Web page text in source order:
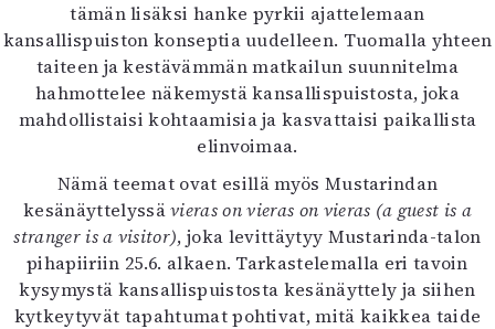
tämän lisäksi hanke pyrkii ajattelemaan
kansallispuiston konseptia uudelleen. Tuomalla yhteen
taiteen ja kestävämmän matkailun suunnitelma
hahmottelee näkemystä kansallispuistosta, joka
mahdollistaisi kohtaamisia ja kasvattaisi paikallista
elinvoimaa.
Nämä teemat ovat esillä myös Mustarindan
kesänäyttelyssävieras on vieras on vieras (a guest is a
stranger is a visitor), joka levittäytyy Mustarinda-talon
pihapiiriin 25.6. alkaen. Tarkastelemalla eri tavoin
kysymystä kansallispuistosta kesänäyttely ja siihen
kytkeytyvät tapahtumat pohtivat, mitä kaikkea taide